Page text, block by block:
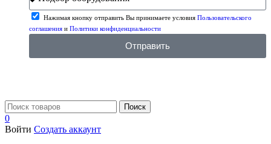
Нажимая кнопку отправить Вы принимаете условия Пользовательского
соглашения и Политики конфиденциальности
Отправить
Поиск
0
Войти Создать аккаунт